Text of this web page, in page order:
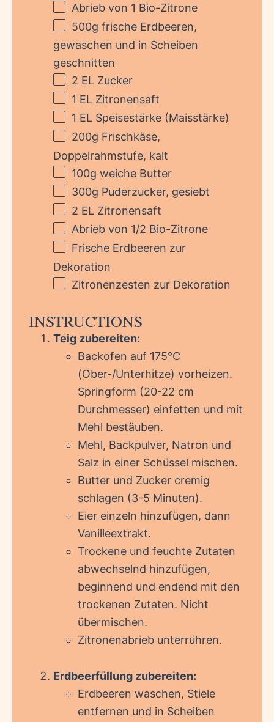
Abrieb von 1 Bio-Zitrone
500g frische Erdbeeren,
gewaschen und in Scheiben
geschnitten
2 EL Zucker
1 EL Zitronensaft
1 EL Speisestärke (Maisstärke)
200g Frischkäse,
Doppelrahmstufe, kalt
100g weiche Butter
300g Puderzucker, gesiebt
2 EL Zitronensaft
Abrieb von 1/2 Bio-Zitrone
Frische Erdbeeren zur
Dekoration
Zitronenzesten zur Dekoration
INSTRUCTIONS
Teig zubereiten:
Backofen auf 175°C
(Ober-/Unterhitze) vorheizen.
Springform (20-22 cm
Durchmesser) einfetten und mit
Mehl bestäuben.
Mehl, Backpulver, Natron und
Salz in einer Schüssel mischen.
Butter und Zucker cremig
schlagen (3-5 Minuten).
Eier einzeln hinzufügen, dann
Vanilleextrakt.
Trockene und feuchte Zutaten
abwechselnd hinzufügen,
beginnend und endend mit den
trockenen Zutaten. Nicht
übermischen.
Zitronenabrieb unterrühren.
Erdbeerfüllung zubereiten:
Erdbeeren waschen, Stiele
entfernen und in Scheiben